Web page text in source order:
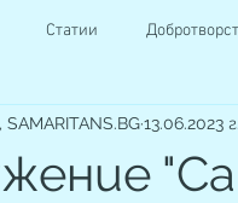
Статии
център КСО
13.06.2023 г.